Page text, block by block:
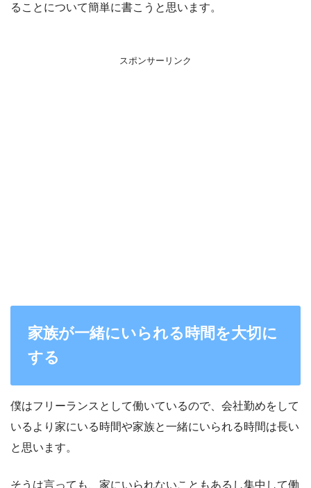
ることについて簡単に書こうと思います。
スポンサーリンク
家族が一緒にいられる時間を大切に
する
僕はフリーランスとして働いているので、会社勤めをして
いるより家にいる時間や家族と一緒にいられる時間は長い
と思います。
そうは言っても、家にいられないこともあるし集中して働